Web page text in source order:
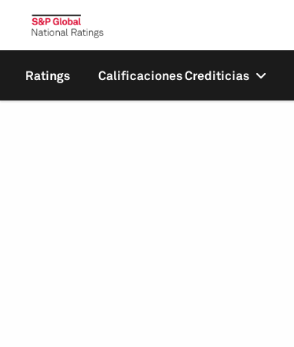
Ratings Calificaciones Crediticias